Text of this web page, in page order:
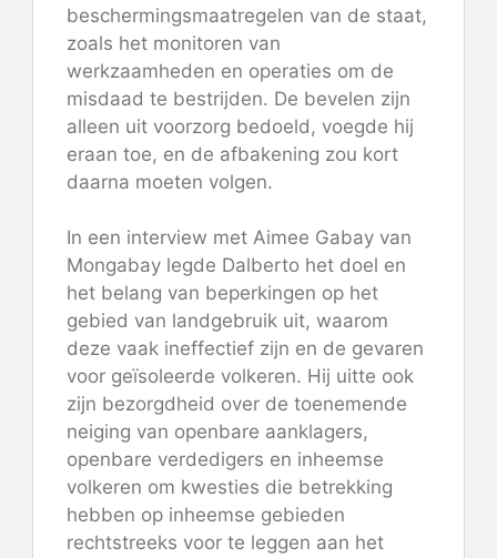
beschermingsmaatregelen van de staat,
zoals het monitoren van
werkzaamheden en operaties om de
misdaad te bestrijden. De bevelen zijn
alleen uit voorzorg bedoeld, voegde hij
eraan toe, en de afbakening zou kort
daarna moeten volgen.
In een interview met Aimee Gabay van
Mongabay legde Dalberto het doel en
het belang van beperkingen op het
gebied van landgebruik uit, waarom
deze vaak ineffectief zijn en de gevaren
voor geïsoleerde volkeren. Hij uitte ook
zijn bezorgdheid over de toenemende
neiging van openbare aanklagers,
openbare verdedigers en inheemse
volkeren om kwesties die betrekking
hebben op inheemse gebieden
rechtstreeks voor te leggen aan het